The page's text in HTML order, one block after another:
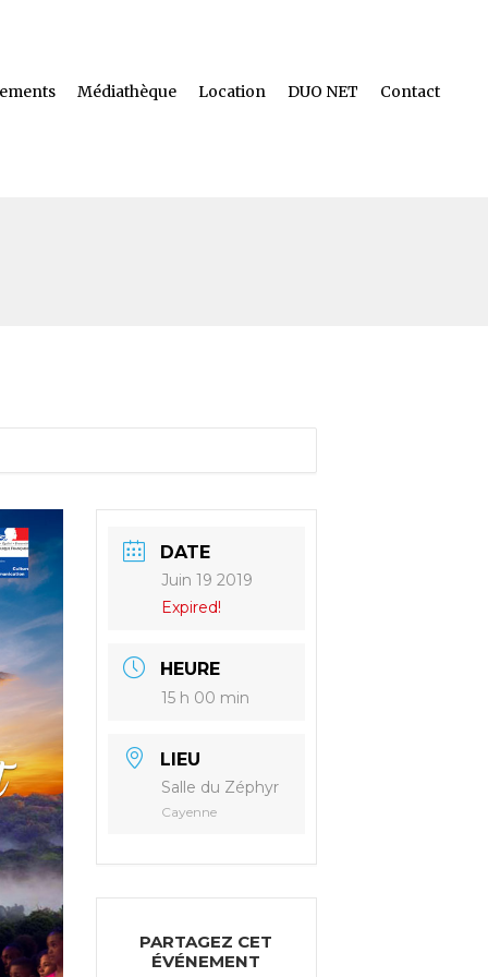
Médiathèque Location DUO NET Contact
DATE
Juin 19 2019
Expired!
HEURE
15 h 00 min
LIEU
Salle du Zéphyr
Cayenne
PARTAGEZ CET
ÉVÉNEMENT